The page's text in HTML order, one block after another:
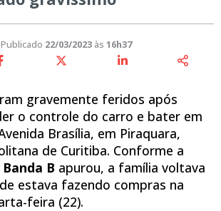
Publicado 22/03/2023às 16h37
gravemente feridos após
o controle do carro e bater em
Brasília, em Piraquara,
de Curitiba. Conforme a
Banda B apurou, a família voltava
estava fazendo compras na
feira (22).